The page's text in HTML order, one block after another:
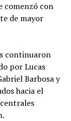
comenzó con
de mayor
continuaron
por Lucas
Barbosa y
hacia el